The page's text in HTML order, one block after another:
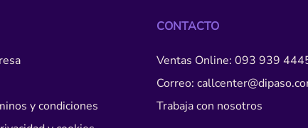
y condiciones
CONTACTO
Ventas Online: 093 939
Correo:
Trabaja con nosotros